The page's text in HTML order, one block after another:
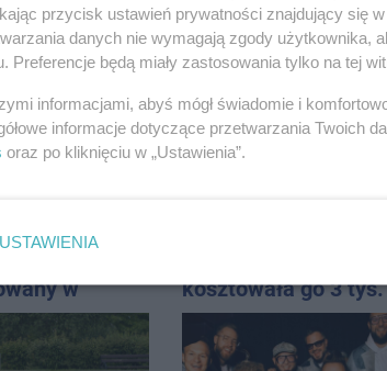
ul.
Nie żyje
piętra
Trwają poszukiwania
68-letniego Romana
na Rąbinie.
w
kosztowała go 3 tys.
Do tego 13 punktów
przycisk ustawień prywatności znajdujący się
danych nie wymagają zgody użytkownika,
Preferencje będą miały zastosowania tylko na tej
informacjami, abyś mógł świadomie i
informacje dotyczące przetwarzania Twoich
oraz po kliknięciu w „Ustawienia”.
USTAWIENIA